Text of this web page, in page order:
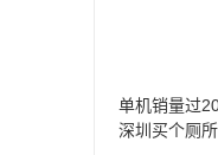
单机销量过
深圳买个厕所